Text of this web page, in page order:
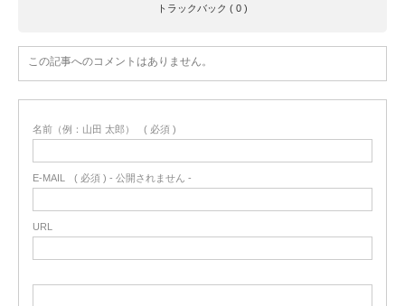
トラックバック ( 0 )
この記事へのコメントはありません。
名前（例：山田 太郎） ( 必須 )
E-MAIL ( 必須 ) - 公開されません -
URL